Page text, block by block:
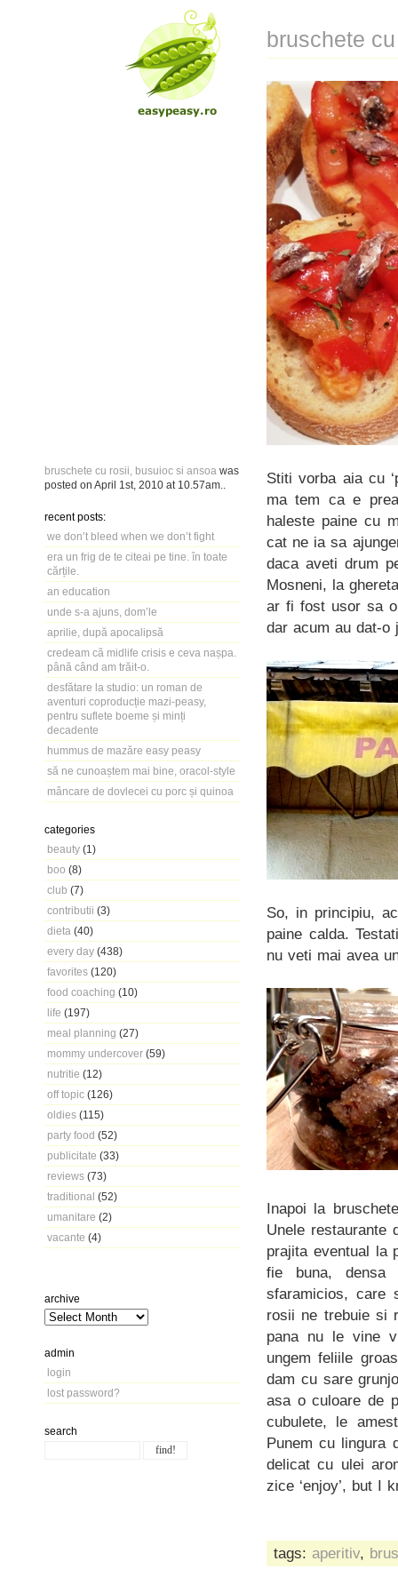
bruschete cu rosii, busuioc si ansoa was
posted on April 1st, 2010 at 10.57am
recent posts:
we don’t bleed when we don’t fight
era un frig de te citeai pe tine. în toate
cărțile.
an education
unde s-a ajuns, dom’le
aprilie, după apocalipsă
credeam că midlife crisis e ceva nașpa.
până când am trăit-o.
desfătare la studio: un roman de
aventuri coproducție mazi-peasy,
pentru suflete boeme și minți
decadente
hummus de mazăre easy peasy
să ne cunoaștem mai bine, oracol-style
mâncare de dovlecei cu porc și quinoa
categories
beauty (1)
boo (8)
club (7)
contributii (3)
dieta (40)
every day (438)
favorites (120)
food coaching (10)
life (197)
meal planning (27)
mommy undercover (59)
nutritie (12)
off topic (126)
oldies (115)
party food (52)
publicitate (33)
reviews (73)
traditional (52)
umanitare (2)
vacante (4)
archive
admin
login
lost password?
search
bruschete
Stiti vorba aia cu
ma tem ca e
haleste paine cu
cat ne ia sa
daca aveti drum
Mosneni, la
ar fi fost usor sa o
dar acum au dat-o
So, in principiu,
paine calda.
nu veti mai avea
Inapoi la
Unele restaurante
prajita eventual la
fie buna,
sfaramicios, care
rosii ne trebuie si
pana nu le vine
ungem feliile
dam cu sare
asa o culoare de
cubulete, le
Punem cu lingura
delicat cu ulei
zice ‘enjoy’, but I
tags: aperitiv,